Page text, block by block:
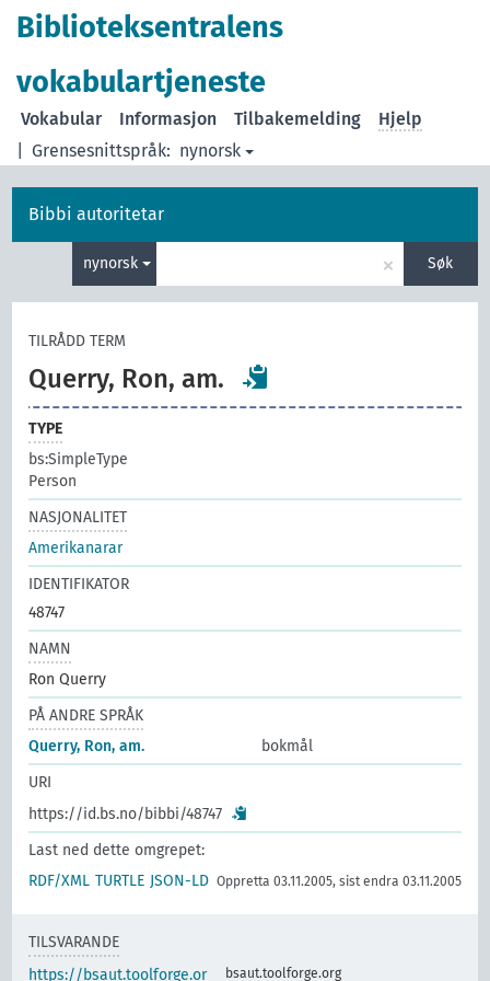
Biblioteksentralens
vokabulartjeneste
Grensesnittspråk: nynorsk
Vokabular Informasjon Tilbakemelding Hjelp
Bibbi autoritetar
nynorsk × Søk
TILRÅDD TERM
Querry, Ron, am.
TYPE
bs:SimpleType
Person
NASJONALITET
Amerikanarar
IDENTIFIKATOR
48747
NAMN
Ron Querry
PÅ ANDRE SPRÅK
Querry, Ron, am.
bokmål
URI
https://id.bs.no/bibbi/48747
Last ned dette omgrepet:
RDF/XML TURTLE JSON-LD Oppretta 03.11.2005, sist endra 03.11.2005
TILSVARANDE
https://bsaut.toolforge.or
bsaut.toolforge.org